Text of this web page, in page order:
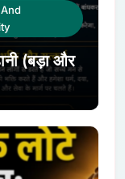
(बड़ा और